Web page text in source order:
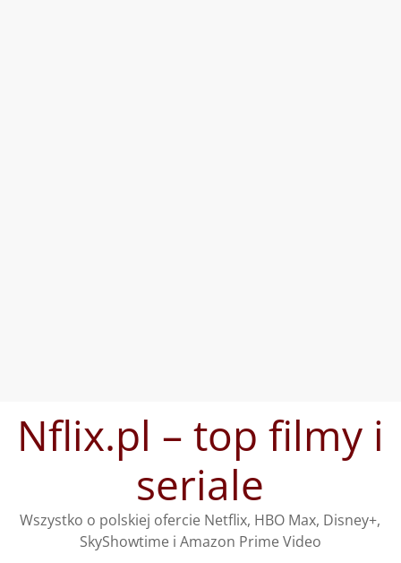
treściNflix.pl – top filmy i
seriale
Wszystko o polskiej ofercie Netflix, HBO Max, Disney+,
SkyShowtime i Amazon Prime Video